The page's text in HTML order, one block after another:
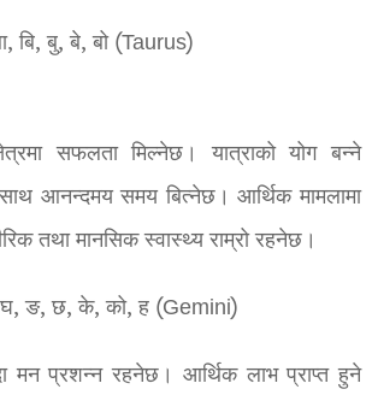
बि, बु, बे, बो (Taurus)
सफलता मिल्नेछ। यात्राको योग बन्ने
आनन्दमय समय बित्नेछ। आर्थिक मामलामा
तथा मानसिक स्वास्थ्य राम्रो रहनेछ।
ङ, छ, के, को, ह (Gemini)
मन प्रशन्न रहनेछ। आर्थिक लाभ प्राप्त हुने